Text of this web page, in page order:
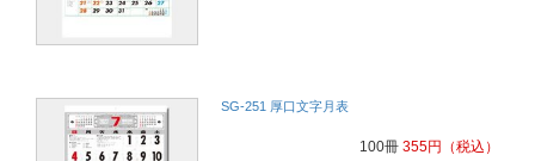
SG-251 厚口文字月表
100冊 355円 （税込）